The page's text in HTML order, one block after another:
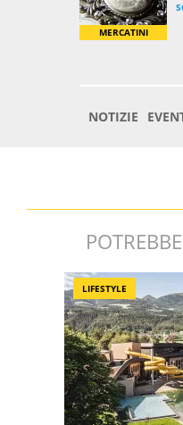
LIFESTYLE